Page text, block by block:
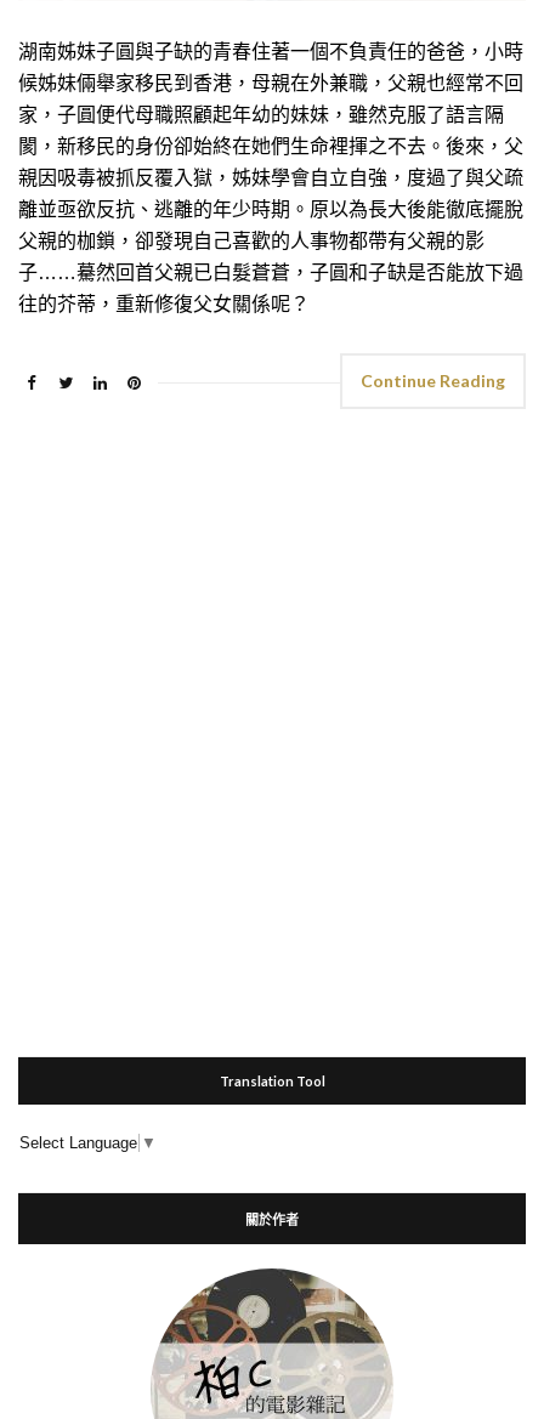
湖南姊妹子圓與子缺的青春住著一個不負責任的爸爸，小時
候姊妹倆舉家移民到香港，母親在外兼職，父親也經常不回
家，子圓便代母職照顧起年幼的妹妹，雖然克服了語言隔
閡，新移民的身份卻始終在她們生命裡揮之不去。後來，父
親因吸毒被抓反覆入獄，姊妹學會自立自強，度過了與父疏
離並亟欲反抗、逃離的年少時期。原以為長大後能徹底擺脫
父親的枷鎖，卻發現自己喜歡的人事物都帶有父親的影
子……驀然回首父親已白髮蒼蒼，子圓和子缺是否能放下過
往的芥蒂，重新修復父女關係呢？
Continue Reading
Translation Tool
Select Language ▼
關於作者